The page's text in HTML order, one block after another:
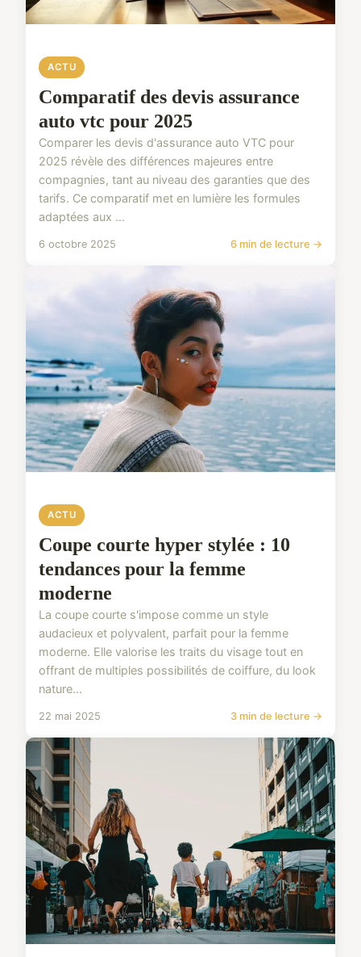
ACTU
Comparatif des devis assurance
auto vtc pour 2025
Comparer les devis d'assurance auto VTC pour
2025 révèle des différences majeures entre
compagnies, tant au niveau des garanties que des
tarifs. Ce comparatif met en lumière les formules
adaptées aux ...
6 octobre 2025 6 min de lecture →
ACTU
Coupe courte hyper stylée : 10
tendances pour la femme
moderne
La coupe courte s'impose comme un style
audacieux et polyvalent, parfait pour la femme
moderne. Elle valorise les traits du visage tout en
offrant de multiples possibilités de coiffure, du look
nature...
22 mai 2025 3 min de lecture →